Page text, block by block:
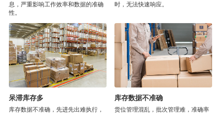
息，严重影响工作效率和数据的准确
性。
时，无法快速响应。
呆滞库存多
库存数据不准确，先进先出难执行，
库存数据不准确
货位管理混乱，批次管理难，准确率